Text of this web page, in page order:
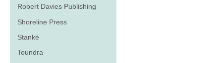
Robert Davies Publishing
Shoreline Press
Stanké
Toundra